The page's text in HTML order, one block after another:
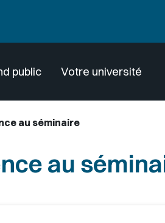
public Votre université
au séminaire
au